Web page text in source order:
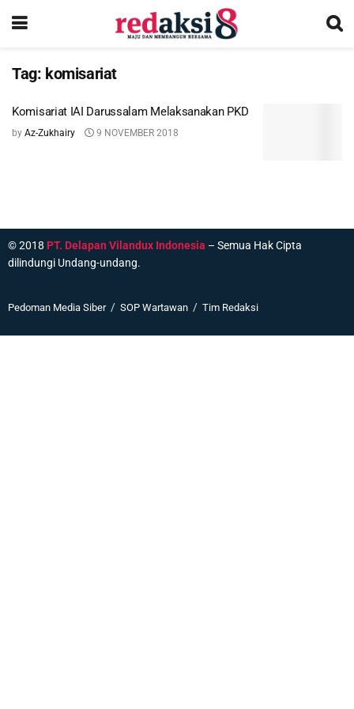
Tag: komisariat
Komisariat IAI Darussalam Melaksanakan PKD
by Az-Zukhairy 9 NOVEMBER 2018
© 2018 PT. Delapan Vilandux Indonesia – Semua Hak Cipta
dilindungi Undang-undang.
Pedoman Media Siber SOP Wartawan Tim Redaksi